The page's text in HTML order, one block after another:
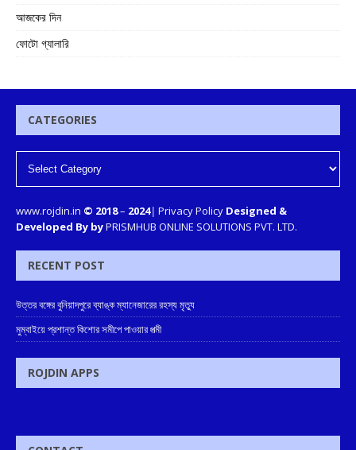
আজকের দিন
ফোটো গ্যালারি
CATEGORIES
www.rojdin.in © 2018– 2024| Privacy Policy Designed &
Developed By byPRISMHUB ONLINE SOLUTIONS PVT. LTD.
RECENT POST
উত্তর বঙ্গের বুনিয়াদপুরে ব্যাঙ্ক ম্যানেজারের রহস্য মৃত্যু
মুম্বাইয়ে প্রশান্ত কিশোর সমীপে পাওয়ার পত্মী
ROJDIN APPS